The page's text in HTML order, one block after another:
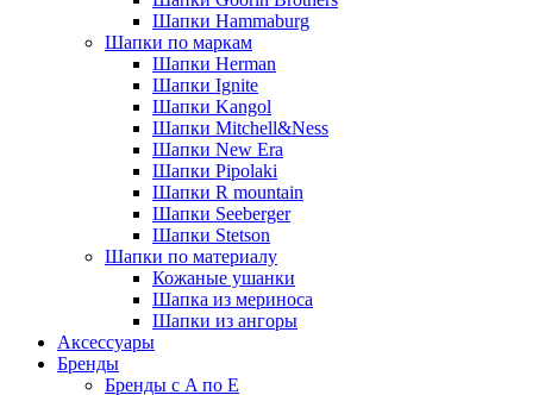
Шапки Hammaburg
Шапки по маркам
Шапки Herman
Шапки Ignite
Шапки Kangol
Шапки Mitchell&Ness
Шапки New Era
Шапки Pipolaki
Шапки R mountain
Шапки Seeberger
Шапки Stetson
Шапки по материалу
Кожаные ушанки
Шапка из мериноса
Шапки из ангоры
Аксессуары
Бренды
Бренды с A по E